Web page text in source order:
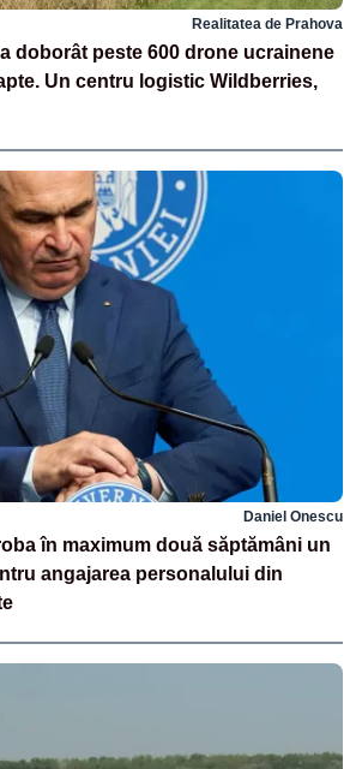
Realitatea de Prahova
doborât peste 600 drone ucrainene
Un centru logistic Wildberries,
Daniel Onescu
în maximum două săptămâni un
angajarea personalului din